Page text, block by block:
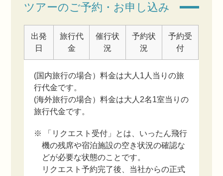
ツアーのご予約・お申し込み
出発
日
旅行代
金
催行状
況
予約状
況
予約受
付
(国内旅行の場合）料金は大人1人当りの旅
行代金です。
(海外旅行の場合）料金は大人2名1室当りの
旅行代金です。
※ 「リクエスト受付」とは、いったん飛行
機の残席や宿泊施設の空き状況の確認な
どが必要な状態のことです。
リクエスト予約完了後、当社からの正式